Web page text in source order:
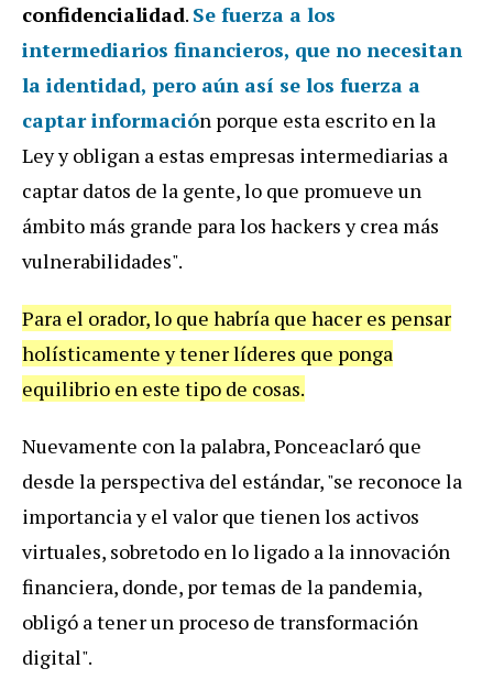
confidencialidad. Se fuerza a los
intermediarios financieros, que no necesitan
la identidad, pero aún así se los fuerza a
captar información porque esta escrito en la
Ley y obligan a estas empresas intermediarias a
captar datos de la gente, lo que promueve un
ámbito más grande para los hackers y crea más
vulnerabilidades".
Para el orador, lo que habría que hacer es pensar
holísticamente y tener líderes que ponga
equilibrio en este tipo de cosas.
Nuevamente con la palabra, Ponceaclaró que
desde la perspectiva del estándar, "se reconoce la
importancia y el valor que tienen los activos
virtuales, sobretodo en lo ligado a la innovación
financiera, donde, por temas de la pandemia,
obligó a tener un proceso de transformación
digital".